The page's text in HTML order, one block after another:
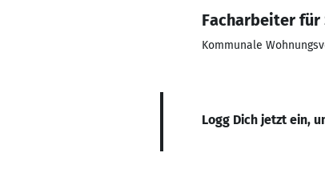
Facharbeiter
Kommunale
Logg Dich jetzt ein,